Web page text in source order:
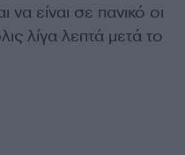
να είναι σε πανικό οι
λίγα λεπτά μετά το